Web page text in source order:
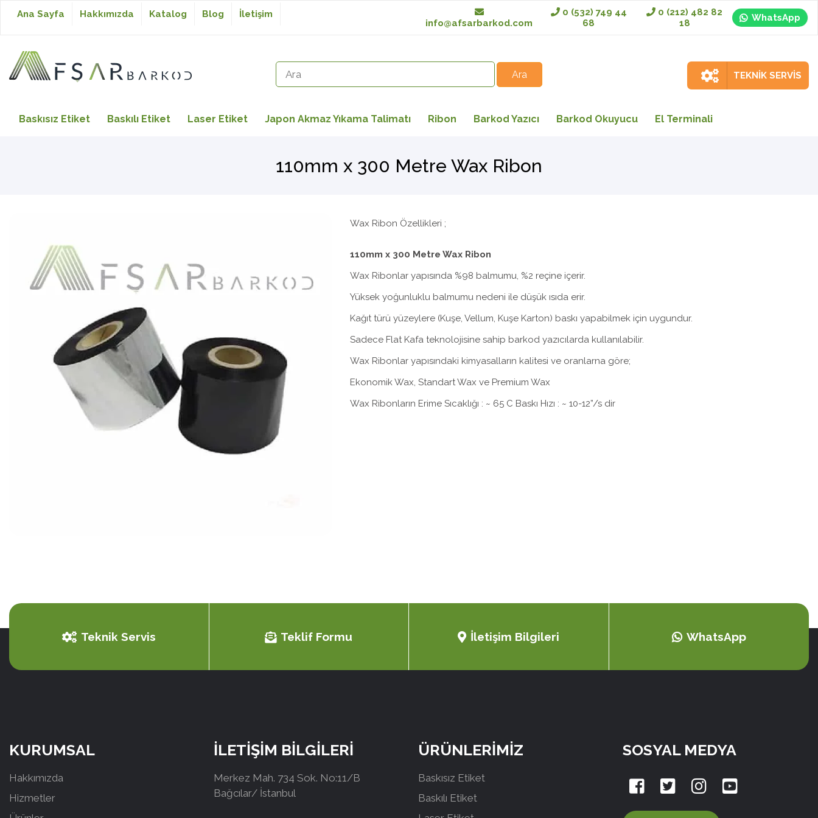
Baskısız Etiket
Japon Akmaz Yıkama
Barkod Yazıcı
Barkod Okuyucu
Ana Sayfa Hakkımızda Katalog Blog
İletişim
info@afsarbarkod.com
0 (532) 749 44
68
0 (212) 482 82
18
WhatsApp
TEKNİK SERVİS
Baskısız Etiket Baskılı Etiket Laser Etiket Japon Akmaz Yıkama Talimatı Ribon Barkod Yazıcı Barkod Okuyucu El Terminali
110mm x 300 Metre Wax Ribon
Wax Ribon Özellikleri ;
110mm x 300 Metre Wax Ribon
Wax Ribonlar yapısında %98 balmumu, %2 reçine içerir.
Yüksek yoğunluklu balmumu nedeni ile düşük ısıda erir.
Kağıt türü yüzeylere (Kuşe, Vellum, Kuşe Karton) baskı yapabilmek için uygundur.
Sadece Flat Kafa teknolojisine sahip barkod yazıcılarda kullanılabilir.
Wax Ribonlar yapısındaki kimyasalların kalitesi ve oranlarna göre;
Ekonomik Wax, Standart Wax ve Premium Wax
Wax Ribonların Erime Sıcaklığı : ~ 65 C Baskı Hızı : ~ 10-12”/s dir
Teknik Servis Teklif Formu İletişim Bilgileri WhatsApp
KURUMSAL
Hakkımızda
Hizmetler
İLETİŞİM BİLGİLERİ
Merkez Mah. 734 Sok. No:11/B
Bağcılar/ İstanbul
ÜRÜNLERİMİZ
Baskısız Etiket
Baskılı Etiket
SOSYAL MEDYA